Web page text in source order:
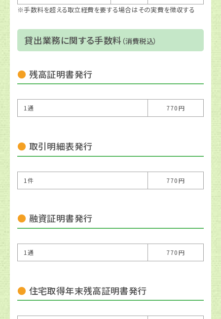
※手数料を超える取立経費を要する場合はその実費を徴収する
貸出業務に関する手数料 （消費税込）
残高証明書発行
1通 770円
取引明細表発行
1件 770円
融資証明書発行
1通 770円
住宅取得年末残高証明書発行